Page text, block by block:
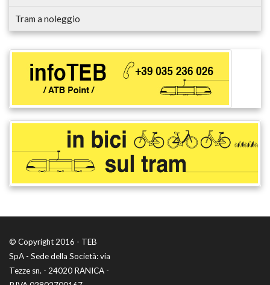
Tram a noleggio
© Copyright 2016 - TEB
SpA - Sede della Società: via
Tezze sn. - 24020 RANICA -